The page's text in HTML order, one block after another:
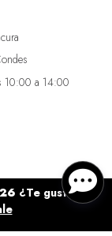
10:00 a 14:00
¿Te gusta mi